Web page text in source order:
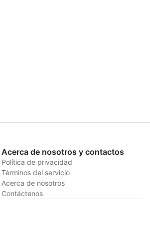
Acerca de nosotros y contactos
Política de privacidad
Términos del servicio
Acerca de nosotros
Contáctenos